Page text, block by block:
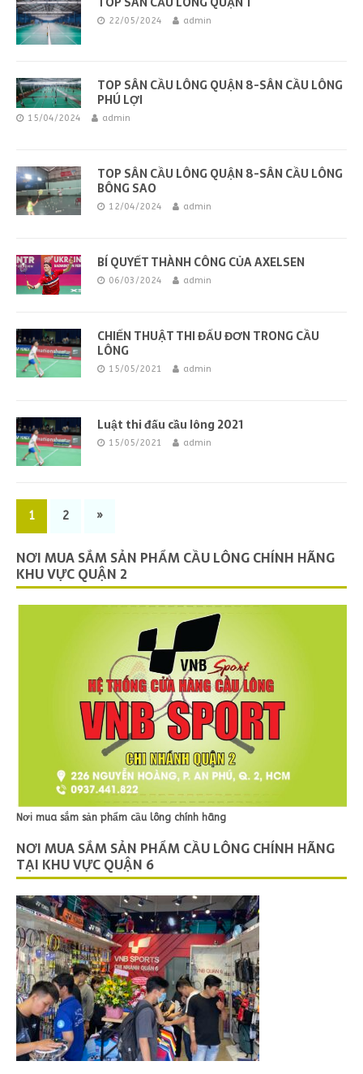
22/05/2024 admin
TOP SÂN CẦU LÔNG QUẬN 8-SÂN CẦU LÔNG
PHÚ LỢI
15/04/2024 admin
TOP SÂN CẦU LÔNG QUẬN 8-SÂN CẦU LÔNG
BÔNG SAO
12/04/2024 admin
BÍ QUYẾT THÀNH CÔNG CỦA AXELSEN
06/03/2024 admin
CHIẾN THUẬT THI ĐẤU ĐƠN TRONG CẦU
LÔNG
15/05/2021 admin
Luật thi đấu cầu lông 2021
15/05/2021 admin
1 2 »
NƠI MUA SẮM SẢN PHẨM CẦU LÔNG CHÍNH HÃNG
KHU VỰC QUẬN 2
Nơi mua sắm sản phẩm cầu lông chính hãng
NƠI MUA SẮM SẢN PHẨM CẦU LÔNG CHÍNH HÃNG
TẠI KHU VỰC QUẬN 6